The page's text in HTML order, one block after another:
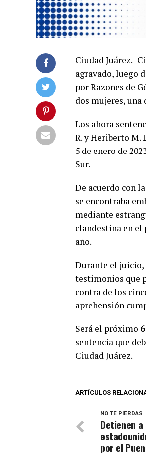
Ciudad Juárez.-
agravado, luego
por Razones de
dos mujeres, una
Los ahora
R. y Heriberto M.
5 de enero de
Sur.
De acuerdo con
se encontraba
mediante
clandestina en el
año.
Durante el juicio,
testimonios que
contra de los
aprehensión
Será el próximo
sentencia que
Ciudad Juárez.
ARTÍCULOS
NO TE PIERDAS
Detienen
por el